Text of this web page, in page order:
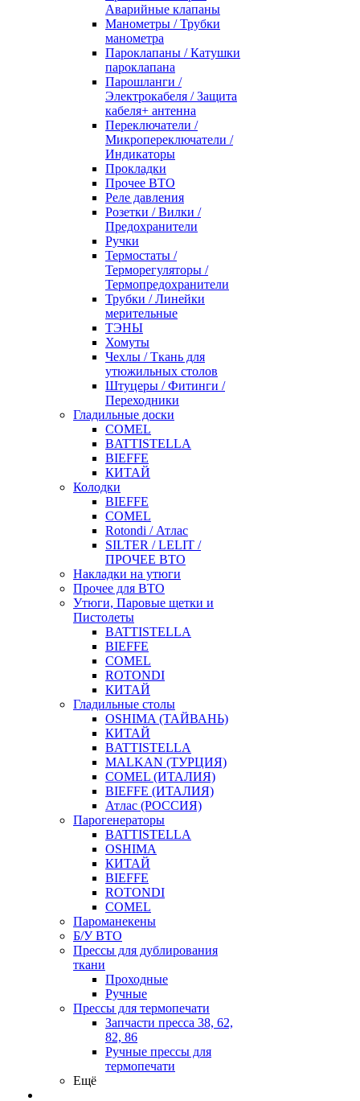
Аварийные клапаны
Манометры / Трубки
манометра
Пароклапаны / Катушки
пароклапана
Парошланги /
Электрокабеля / Защита
кабеля+ антенна
Переключатели /
Микропереключатели /
Индикаторы
Прокладки
Прочее ВТО
Реле давления
Розетки / Вилки /
Предохранители
Ручки
Термостаты /
Терморегуляторы /
Термопредохранители
Трубки / Линейки
мерительные
ТЭНЫ
Хомуты
Чехлы / Ткань для
утюжильных столов
Штуцеры / Фитинги /
Переходники
Гладильные доски
COMEL
BATTISTELLA
BIEFFE
КИТАЙ
Колодки
BIEFFE
COMEL
Rotondi / Атлас
SILTER / LELIT /
ПРОЧЕЕ ВТО
Накладки на утюги
Прочее для ВТО
Утюги, Паровые щетки и
Пистолеты
BATTISTELLA
BIEFFE
COMEL
ROTONDI
КИТАЙ
Гладильные столы
OSHIMA (ТАЙВАНЬ)
КИТАЙ
BATTISTELLA
MALKAN (ТУРЦИЯ)
COMEL (ИТАЛИЯ)
BIEFFE (ИТАЛИЯ)
Атлас (РОССИЯ)
Парогенераторы
BATTISTELLA
OSHIMA
КИТАЙ
BIEFFE
ROTONDI
COMEL
Пароманекены
Б/У ВТО
Прессы для дублирования
ткани
Проходные
Ручные
Прессы для термопечати
Запчасти пресса 38, 62,
82, 86
Ручные прессы для
термопечати
Ещё